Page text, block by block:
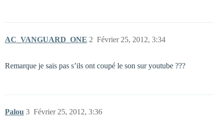
AC_VANGUARD_ONE Février 25, 2012, 3:34
2
Remarque je sais pas s’ils ont coupé le son sur youtube ???
Palou Février 25, 2012, 3:36
3